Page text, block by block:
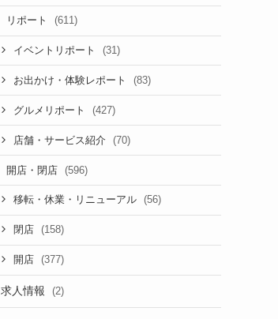
リポート (611)
イベントリポート (31)
お出かけ・体験レポート (83)
グルメリポート (427)
店舗・サービス紹介 (70)
開店・閉店 (596)
移転・休業・リニューアル (56)
閉店 (158)
開店 (377)
求人情報 (2)